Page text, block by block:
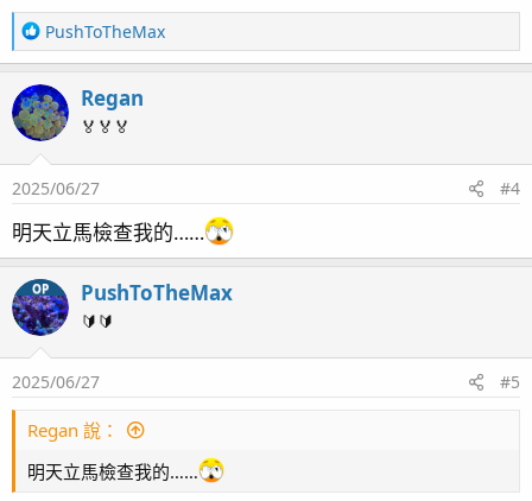
R
e
c
t
i
o
n
：
PushToTheMax
Regan
🏅🏅🏅
2025/06/27 #4
明天立馬檢查我的……
OP PushToTheMax
🔰🔰
2025/06/27 #5
Regan 說：
明天立馬檢查我的……